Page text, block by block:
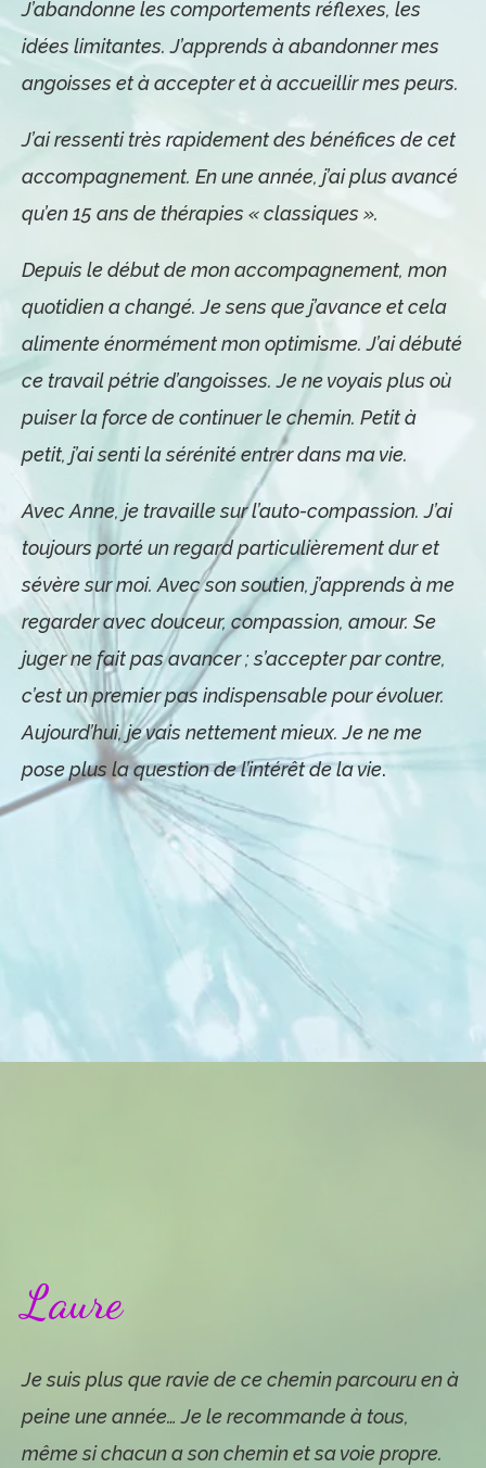
J’abandonne les comportements réflexes, les
idées limitantes. J’apprends à abandonner mes
angoisses et à accepter et à accueillir mes peurs.
J’ai ressenti très rapidement des bénéfices de cet
accompagnement. En une année, j’ai plus avancé
qu’en 15 ans de thérapies « classiques ».
Depuis le début de mon accompagnement, mon
quotidien a changé. Je sens que j’avance et cela
alimente énormément mon optimisme. J’ai débuté
ce travail pétrie d’angoisses. Je ne voyais plus où
puiser la force de continuer le chemin. Petit à
petit, j’ai senti la sérénité entrer dans ma vie.
Avec Anne, je travaille sur l’auto-compassion. J’ai
toujours porté un regard particulièrement dur et
sévère sur moi. Avec son soutien, j’apprends à me
regarder avec douceur, compassion, amour. Se
juger ne fait pas avancer ; s’accepter par contre,
c’est un premier pas indispensable pour évoluer.
Aujourd’hui, je vais nettement mieux. Je ne me
pose plus la question de l’intérêt de la vie.
Laure
Je suis plus que ravie de ce chemin parcouru en à
peine une année… Je le recommande à tous,
même si chacun a son chemin et sa voie propre.